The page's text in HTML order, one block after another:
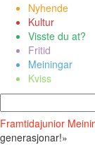
Nyhende
Kultur
Visste du at?
Fritid
Meiningar
Kviss
Framtidajunior
generasjonar!»